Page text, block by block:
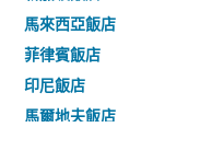
馬來西亞飯店
菲律賓飯店
印尼飯店
馬爾地夫飯店